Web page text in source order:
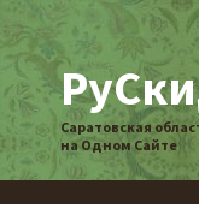
Саратовская
на Одном Сайте